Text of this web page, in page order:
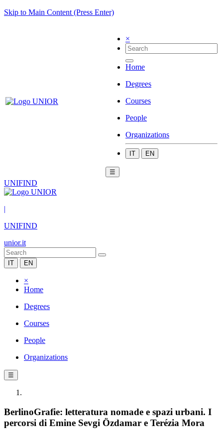
Skip to Main Content (Press Enter)
×
Home
Degrees
Courses
People
Organizations
IT EN
☰
UNIFIND
|
UNIFIND
unior.it
IT EN
×
Home
Degrees
Courses
People
Organizations
☰
BerlinoGrafie: letteratura nomade e spazi urbani. I
percorsi di Emine Sevgi Özdamar e Terézia Mora